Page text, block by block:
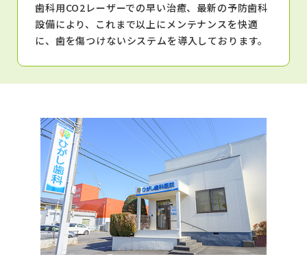
歯科用CO2レーザーでの早い治癒、最新の予防歯科
設備により、これまで以上にメンテナンスを快適
に、歯を傷つけないシステムを導入しております。